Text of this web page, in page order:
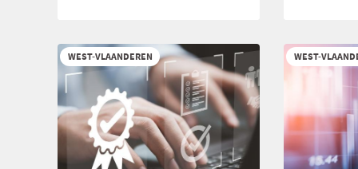
STRATEGIE
-
VAN
TECHNOLOGIE
NAAR
COMPETITIEF
VOORDEEL
2026
WEST-VLAANDEREN WEST-